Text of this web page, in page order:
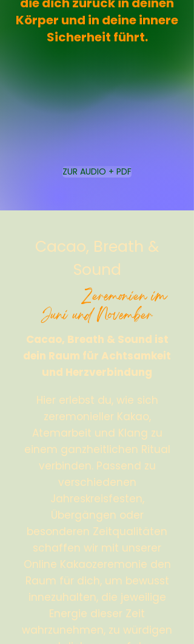
Körper und in deine innere
Sicherheit führt.
ZUR AUDIO + PDF
Cacao, Breath &
Sound
Zeremonien im
Juni und November
Cacao, Breath & Sound ist
dein Raum für Achtsamkeit
und Herzverbindung
Hier erlebst du, wie sich
zeremonieller Kakao,
Atemarbeit und Klang zu
einem ganzheitlichen Ritual
verbinden. Passend zu
verschiedenen
Jahreskreisfesten,
Übergängen oder
besonderen Zeitqualitäten
schaffen wir mit unserer
Online Kakaozeremonie den
Raum für dich, um bewusst
innezuhalten, die jeweilige
Energie dieser Zeit
wahrzunehmen, zu würdigen